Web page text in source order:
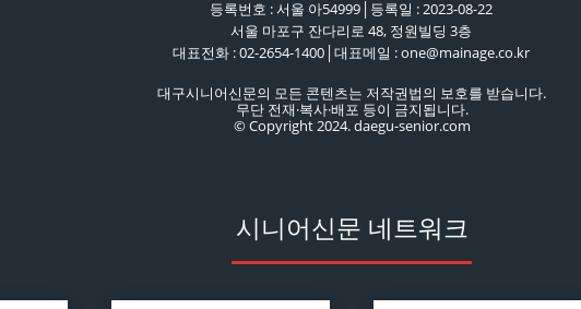
등록번호 : 서울 아54999│등록일 : 2023-08-22
서울 마포구 잔다리로 48, 정원빌딩 3층
대표전화 : 02-2654-1400│대표메일 : one@mainage.co.kr
대구시니어신문의 모든 콘텐츠는 저작권법의 보호를 받습니다.
무단 전재·복사·배포 등이 금지됩니다.
© Copyright 2024. daegu-senior.com
시니어신문 네트워크